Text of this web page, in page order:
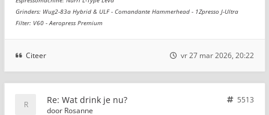
Grinders: Wug2-83a Hybrid & ULF - Comandante Hammerhead - 1Zpresso J-Ultra
Filter: V60 - Aeropress Premium
Citeer vr 27 mar 2026, 20:22
Re: Wat drink je nu?
5513
door Rosanne